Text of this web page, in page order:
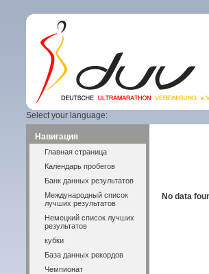
Select your language:
Навигация
Главная страница
Календарь пробегов
Банк данных результатов
Международный список
лучших результатов
Немецкий список лучших
результатов
кубки
База данных рекордов
Чемпионат
No data